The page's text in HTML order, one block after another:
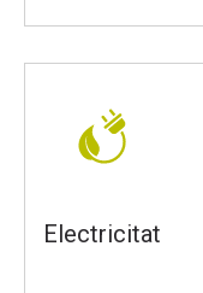
Electricitat